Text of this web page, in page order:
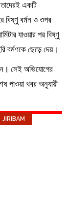
একটি
বিষ্ণু বর্মন ও ওপর
যাওয়ার পর বিষ্ণু
বর্মণকে ছেড়ে দেয়।
সেই অভিযোগের
পাওয়া খবর অনুযায়ী
JIRIBAM